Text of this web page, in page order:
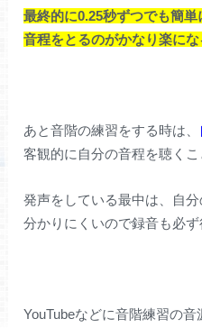
最終的に0.25秒ずつでも簡単
音程をとるのがかなり楽にな
あと音階の練習をする時は、
客観的に自分の音程を聴くこ
発声をしている最中は、自
分かりにくいので録音も必ず
YouTubeなどに音階練習の音